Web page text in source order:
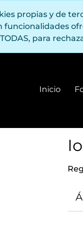
propias y de
funcionalidades
para
Inicio